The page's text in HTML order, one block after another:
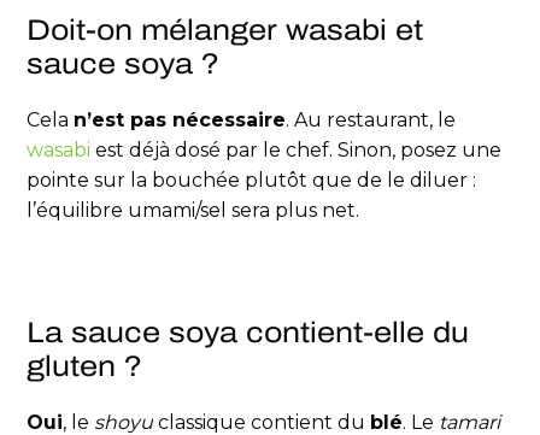
Doit-on mélanger wasabi et
sauce soya ?
Cela n’est pas nécessaire. Au restaurant, le
wasabi est déjà dosé par le chef. Sinon, posez une
pointe sur la bouchée plutôt que de le diluer :
l’équilibre umami/sel sera plus net.
La sauce soya contient-elle du
gluten ?
Oui, le shoyu classique contient du blé. Le tamari